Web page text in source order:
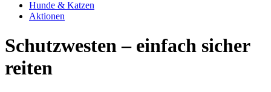
Hunde & Katzen
Aktionen
Schutzwesten – einfach sicher
reiten